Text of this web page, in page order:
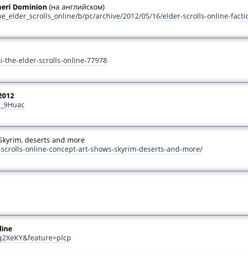
Dominion (на английском)
b/pc/archive/2012/05/16/elder-scrolls-online-
the-elder-scrolls-online-77978
deserts and more
online-concept-art-shows-skyrim-deserts-and-more/